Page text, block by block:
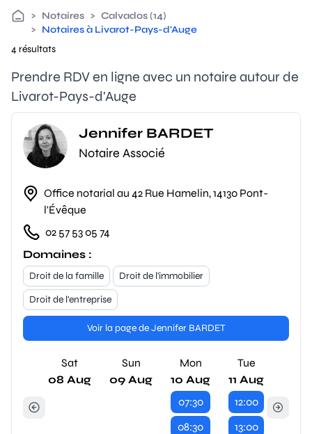
> Notaires > Calvados (14)
> Notaires à Livarot-Pays-d'Auge
4 résultats
Prendre RDV en ligne avec un notaire autour de
Livarot-Pays-d'Auge
Jennifer BARDET
Notaire Associé
Office notarial au 42 Rue Hamelin, 14130 Pont-
l'Évêque
02 57 53 05 74
Domaines :
Droit de la famille
Droit de l'immobilier
Droit de l'entreprise
Voir la page de Jennifer BARDET
Sat
08 Aug
Sun
09 Aug
Mon
10 Aug
07:30
08:30
Tue
11 Aug
12:00
13:00